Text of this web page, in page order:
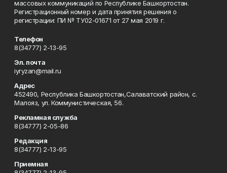
массовых коммуникаций по Республике Башкортостан.
Регистрационный номер и дата принятия решения о
регистрации: ПИ № ТУ02-01671 от 27 мая 2019 г.
Телефон
8(34777) 2-13-95
Эл. почта
iyryzan@mail.ru
Адрес
452490, Республика Башкортостан,Салаватский район, с.
Малояз, ул. Коммунистическая, 56.
Рекламная служба
8(34777) 2-05-86
Редакция
8(34777) 2-13-95
Приемная